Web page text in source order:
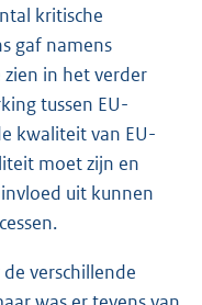
kritische
gaf namens
in het verder
tussen EU-
kwaliteit van EU-
moet zijn en
uit kunnen
verschillende